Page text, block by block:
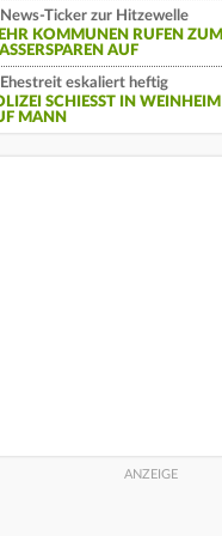
News-Ticker zur Hitzewelle
KOMMUNEN RUFEN ZUM
AUF
Ehestreit eskaliert heftig
SCHIESST IN WEINHEIM A
MANN